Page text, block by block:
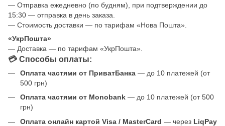
— Отправка ежедневно (по будням), при подтверждении до
15:30 — отправка в день заказа.
— Стоимость доставки — по тарифам «Нова Пошта».
«УкрПошта»
— Доставка — по тарифам «УкрПошта».
💳 Способы оплаты:
Оплата частями от ПриватБанка — до 10 платежей (от
500 грн)
Оплата частями от Monobank — до 10 платежей (от 500
грн)
Оплата онлайн картой Visa / MasterCard — через LiqPay